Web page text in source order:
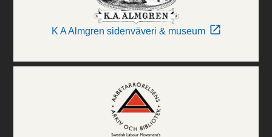
K A Almgren sidenväveri & museum